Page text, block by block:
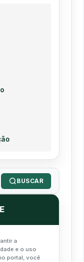
BUSCAR
a
e o uso
portal, você